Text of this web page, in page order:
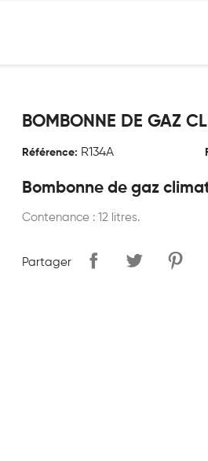
BOMBONNE DE GAZ
Référence: R134A
Bombonne de gaz
Contenance : 12 litres.
Partager